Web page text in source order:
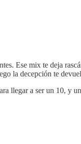
Ese mix te deja
la decepción te
llegar a ser un 10, y